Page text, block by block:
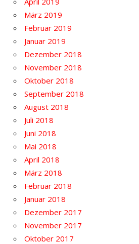
März 2019
Februar 2019
Januar 2019
Dezember 2018
November 2018
Oktober 2018
September 2018
August 2018
Juli 2018
Juni 2018
Mai 2018
April 2018
März 2018
Februar 2018
Januar 2018
Dezember 2017
November 2017
Oktober 2017